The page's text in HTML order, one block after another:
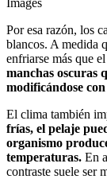
Por esa razón, los
blancos. A medida
enfriarse más que
manchas oscuras
modificándose
El clima también
frías, el pelaje
organismo
temperaturas. En
contraste suele ser